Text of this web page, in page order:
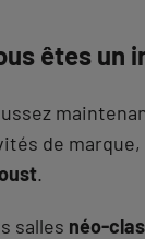
êtes un
de marque,
.
salles néo-